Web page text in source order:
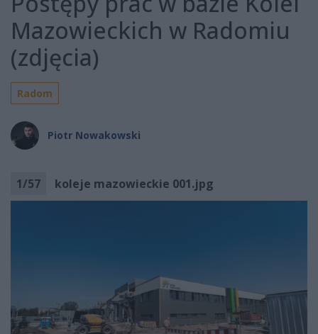
Mazowieckich w Radomiu
(zdjęcia)
Radom
Piotr Nowakowski
1/57 koleje mazowieckie 001.jpg